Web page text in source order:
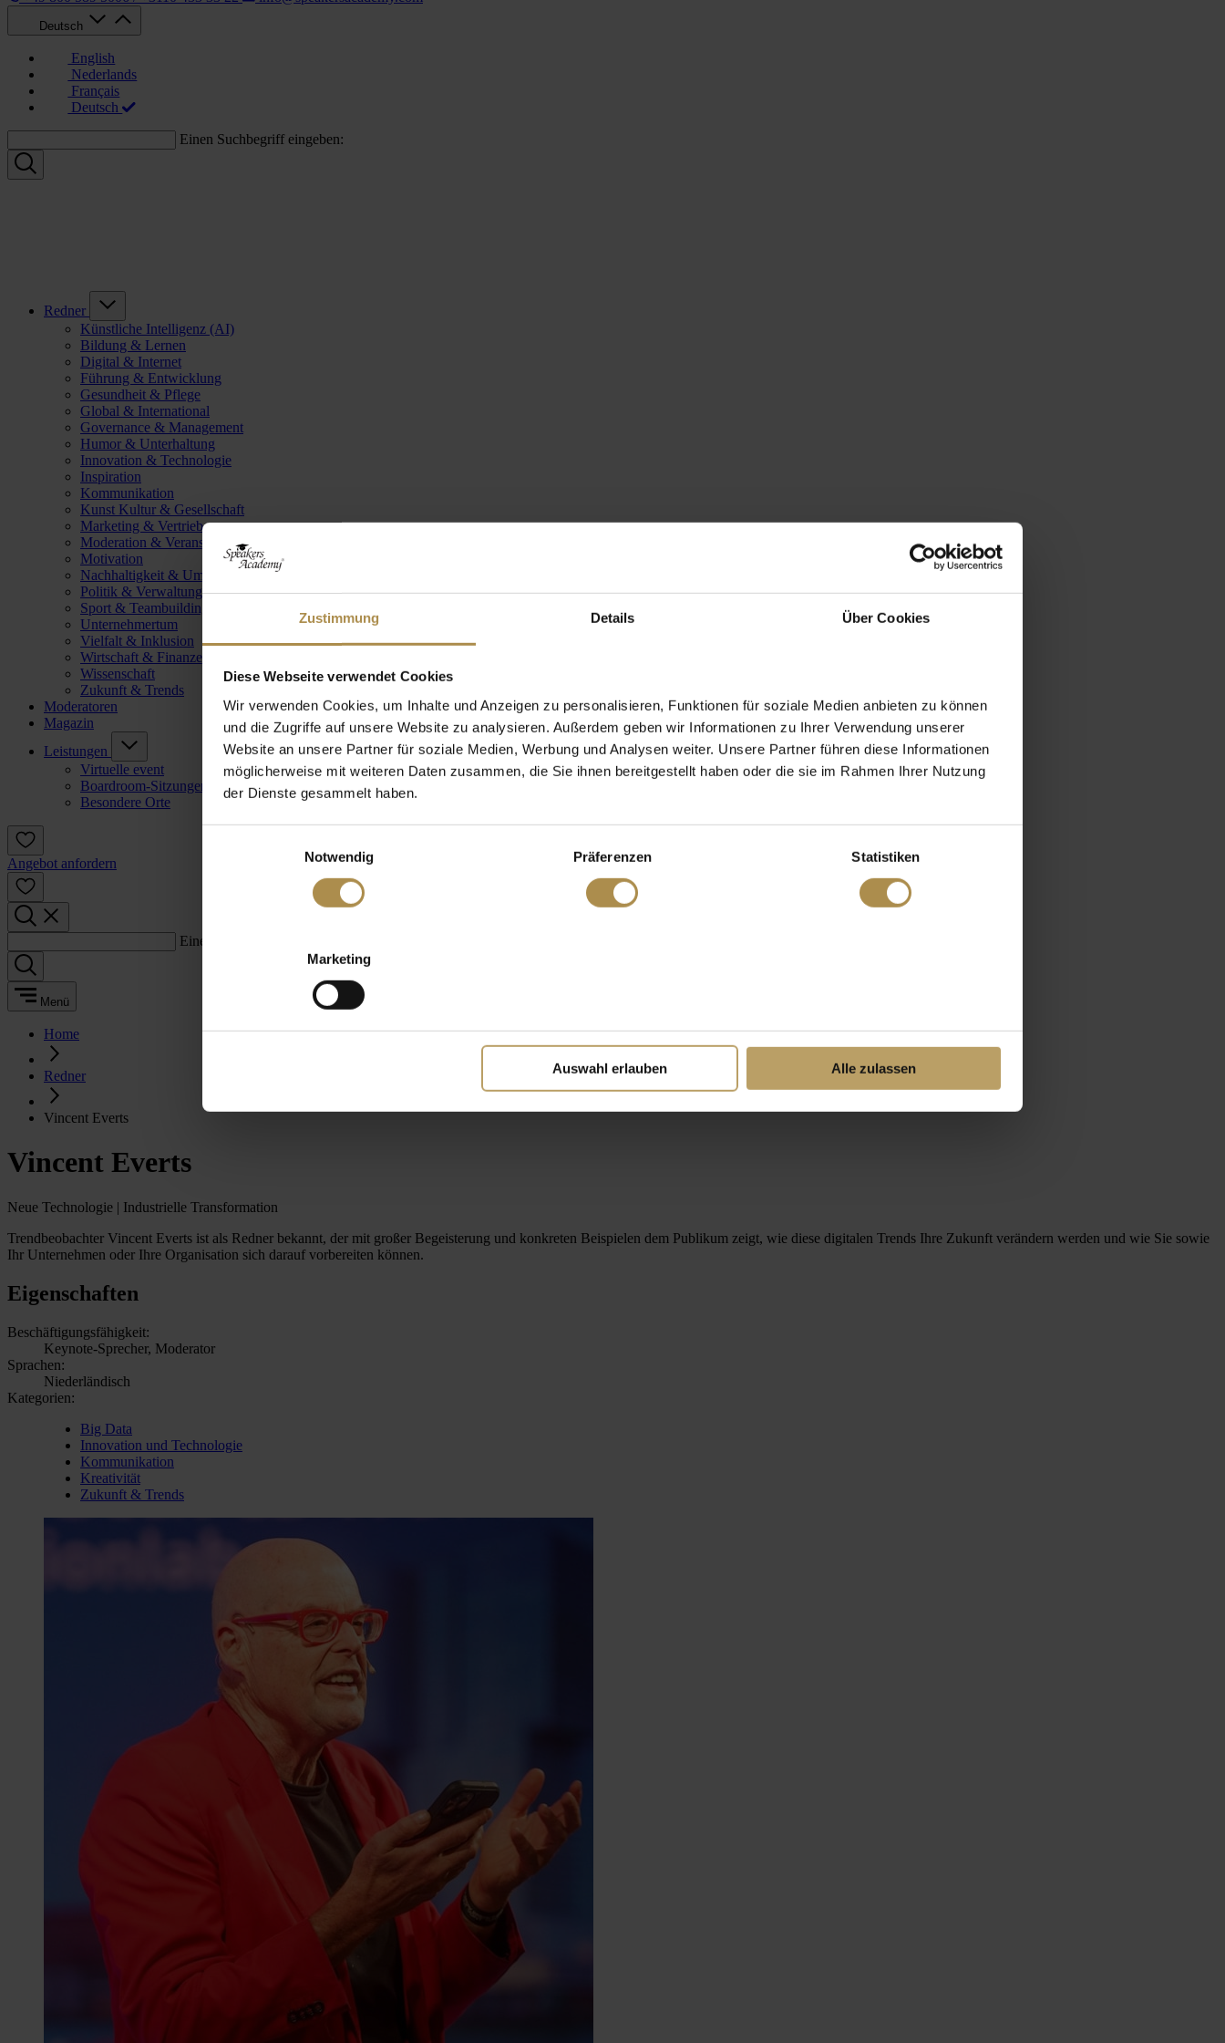
Zustimmung Details Über Cookies
Diese Webseite verwendet Cookies
Wir verwenden Cookies, um Inhalte und Anzeigen zu personalisieren, Funktionen für soziale Medien anbieten zu können
und die Zugriffe auf unsere Website zu analysieren. Außerdem geben wir Informationen zu Ihrer Verwendung unserer
Website an unsere Partner für soziale Medien, Werbung und Analysen weiter. Unsere Partner führen diese Informationen
möglicherweise mit weiteren Daten zusammen, die Sie ihnen bereitgestellt haben oder die sie im Rahmen Ihrer Nutzung
der Dienste gesammelt haben.
Notwendig
Präferenzen Statistiken
Marketing
Auswahl erlauben Alle zulassen
Deutsch
English
Nederlands
Français
Deutsch
Einen Suchbegriff eingeben:
Redner
Künstliche Intelligenz (AI)
Bildung & Lernen
Digital & Internet
Führung & Entwicklung
Gesundheit & Pflege
Global & International
Governance & Management
Humor & Unterhaltung
Innovation & Technologie
Inspiration
Kommunikation
Kunst Kultur & Gesellschaft
Marketing & Vertrieb
Moderation & Veranstaltungsleitung
Motivation
Nachhaltigkeit & Umwelt
Politik & Verwaltung
Sport & Teambuilding
Unternehmertum
Vielfalt & Inklusion
Wirtschaft & Finanzen
Wissenschaft
Zukunft & Trends
Moderatoren
Magazin
Leistungen
Virtuelle event
Boardroom-Sitzungen
Besondere Orte
Angebot anfordern
Einen Suchbegriff eingeben:
Menü
Home
Redner
Vincent Everts
Vincent Everts
Neue Technologie | Industrielle Transformation
Trendbeobachter Vincent Everts ist als Redner bekannt, der mit großer Begeisterung und konkreten Beispielen dem Publikum zeigt, wie diese digitalen Trends Ihre Zukunft verändern werden und wie Sie sowie
Ihr Unternehmen oder Ihre Organisation sich darauf vorbereiten können.
Eigenschaften
Beschäftigungsfähigkeit:
Keynote-Sprecher, Moderator
Sprachen:
Niederländisch
Kategorien:
Big Data
Innovation und Technologie
Kommunikation
Kreativität
Zukunft & Trends